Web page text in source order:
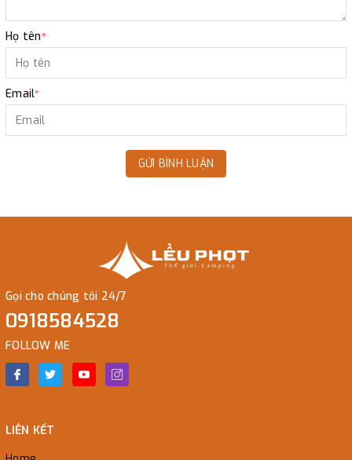
Họ tên*
Email*
GỬI BÌNH LUẬN
Gọi cho chúng tôi 24/7
0918584528
FOLLOW ME
LIÊN KẾT